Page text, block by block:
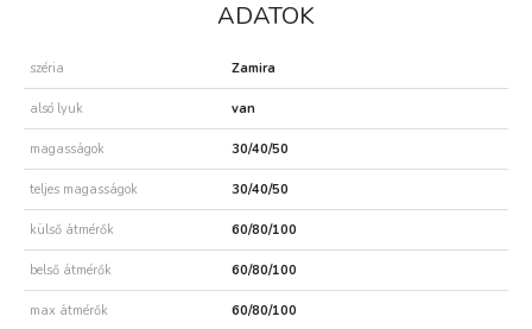
ADATOK
széria Zamira
alsó lyuk van
magasságok 30/40/50
teljes magasságok 30/40/50
külső átmérők 60/80/100
belső átmérők 60/80/100
max átmérők 60/80/100